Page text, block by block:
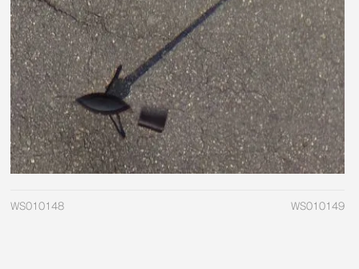
WS010148 WS010149